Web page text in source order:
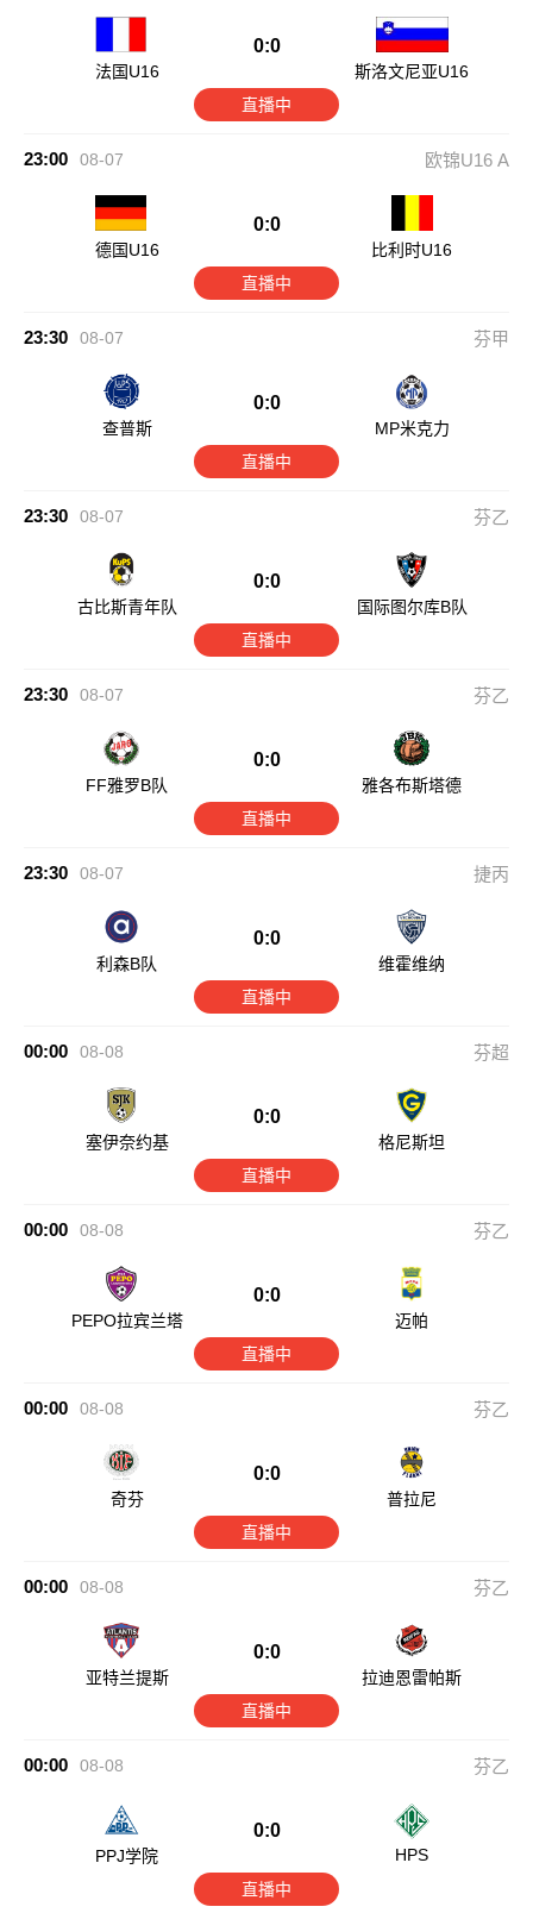
法国U16
0:0
斯洛文尼亚U16
直播中
23:00 08-07 欧锦U16 A
德国U16
0:0
比利时U16
直播中
23:30 08-07 芬甲
查普斯
0:0
MP米克力
直播中
23:30 08-07 芬乙
古比斯青年队
0:0
国际图尔库B队
直播中
23:30 08-07 芬乙
FF雅罗B队
0:0
雅各布斯塔德
直播中
23:30 08-07 捷丙
利森B队
0:0
维霍维纳
直播中
00:00 08-08 芬超
塞伊奈约基
0:0
格尼斯坦
直播中
00:00 08-08 芬乙
PEPO拉宾兰塔
0:0
迈帕
直播中
00:00 08-08 芬乙
奇芬
0:0
普拉尼
直播中
00:00 08-08 芬乙
亚特兰提斯
0:0
拉迪恩雷帕斯
直播中
00:00 08-08 芬乙
PPJ学院
0:0
HPS
直播中